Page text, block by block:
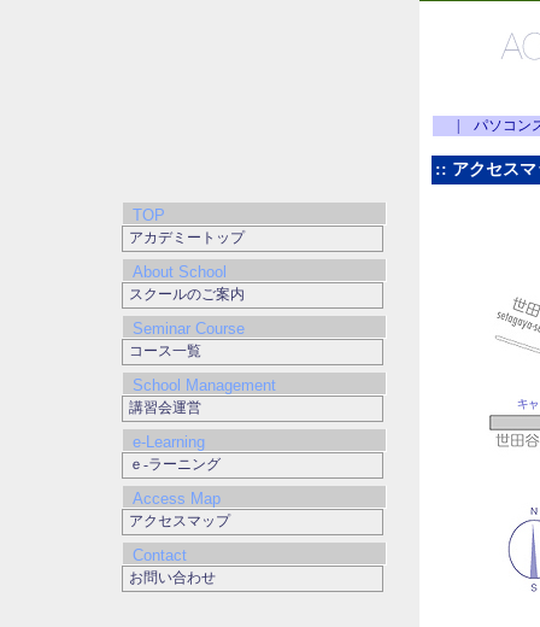
TOP
アカデミートップ
About School
スクールのご案内
Seminar Course
コース一覧
School Management
講習会運営
e-Learning
ｅ-ラーニング
Access Map
アクセスマップ
Contact
お問い合わせ
パソコン
:: アクセス